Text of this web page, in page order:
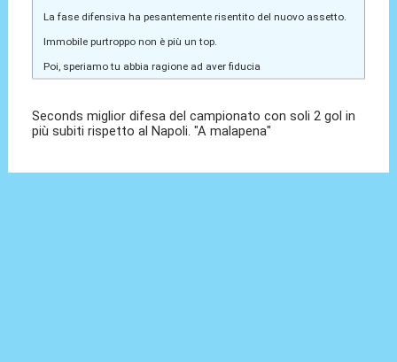
La fase difensiva ha pesantemente risentito del nuovo assetto.
Immobile purtroppo non è più un top.
Poi, speriamo tu abbia ragione ad aver fiducia
Seconds miglior difesa del campionato con soli 2 gol in
più subiti rispetto al Napoli. "A malapena"